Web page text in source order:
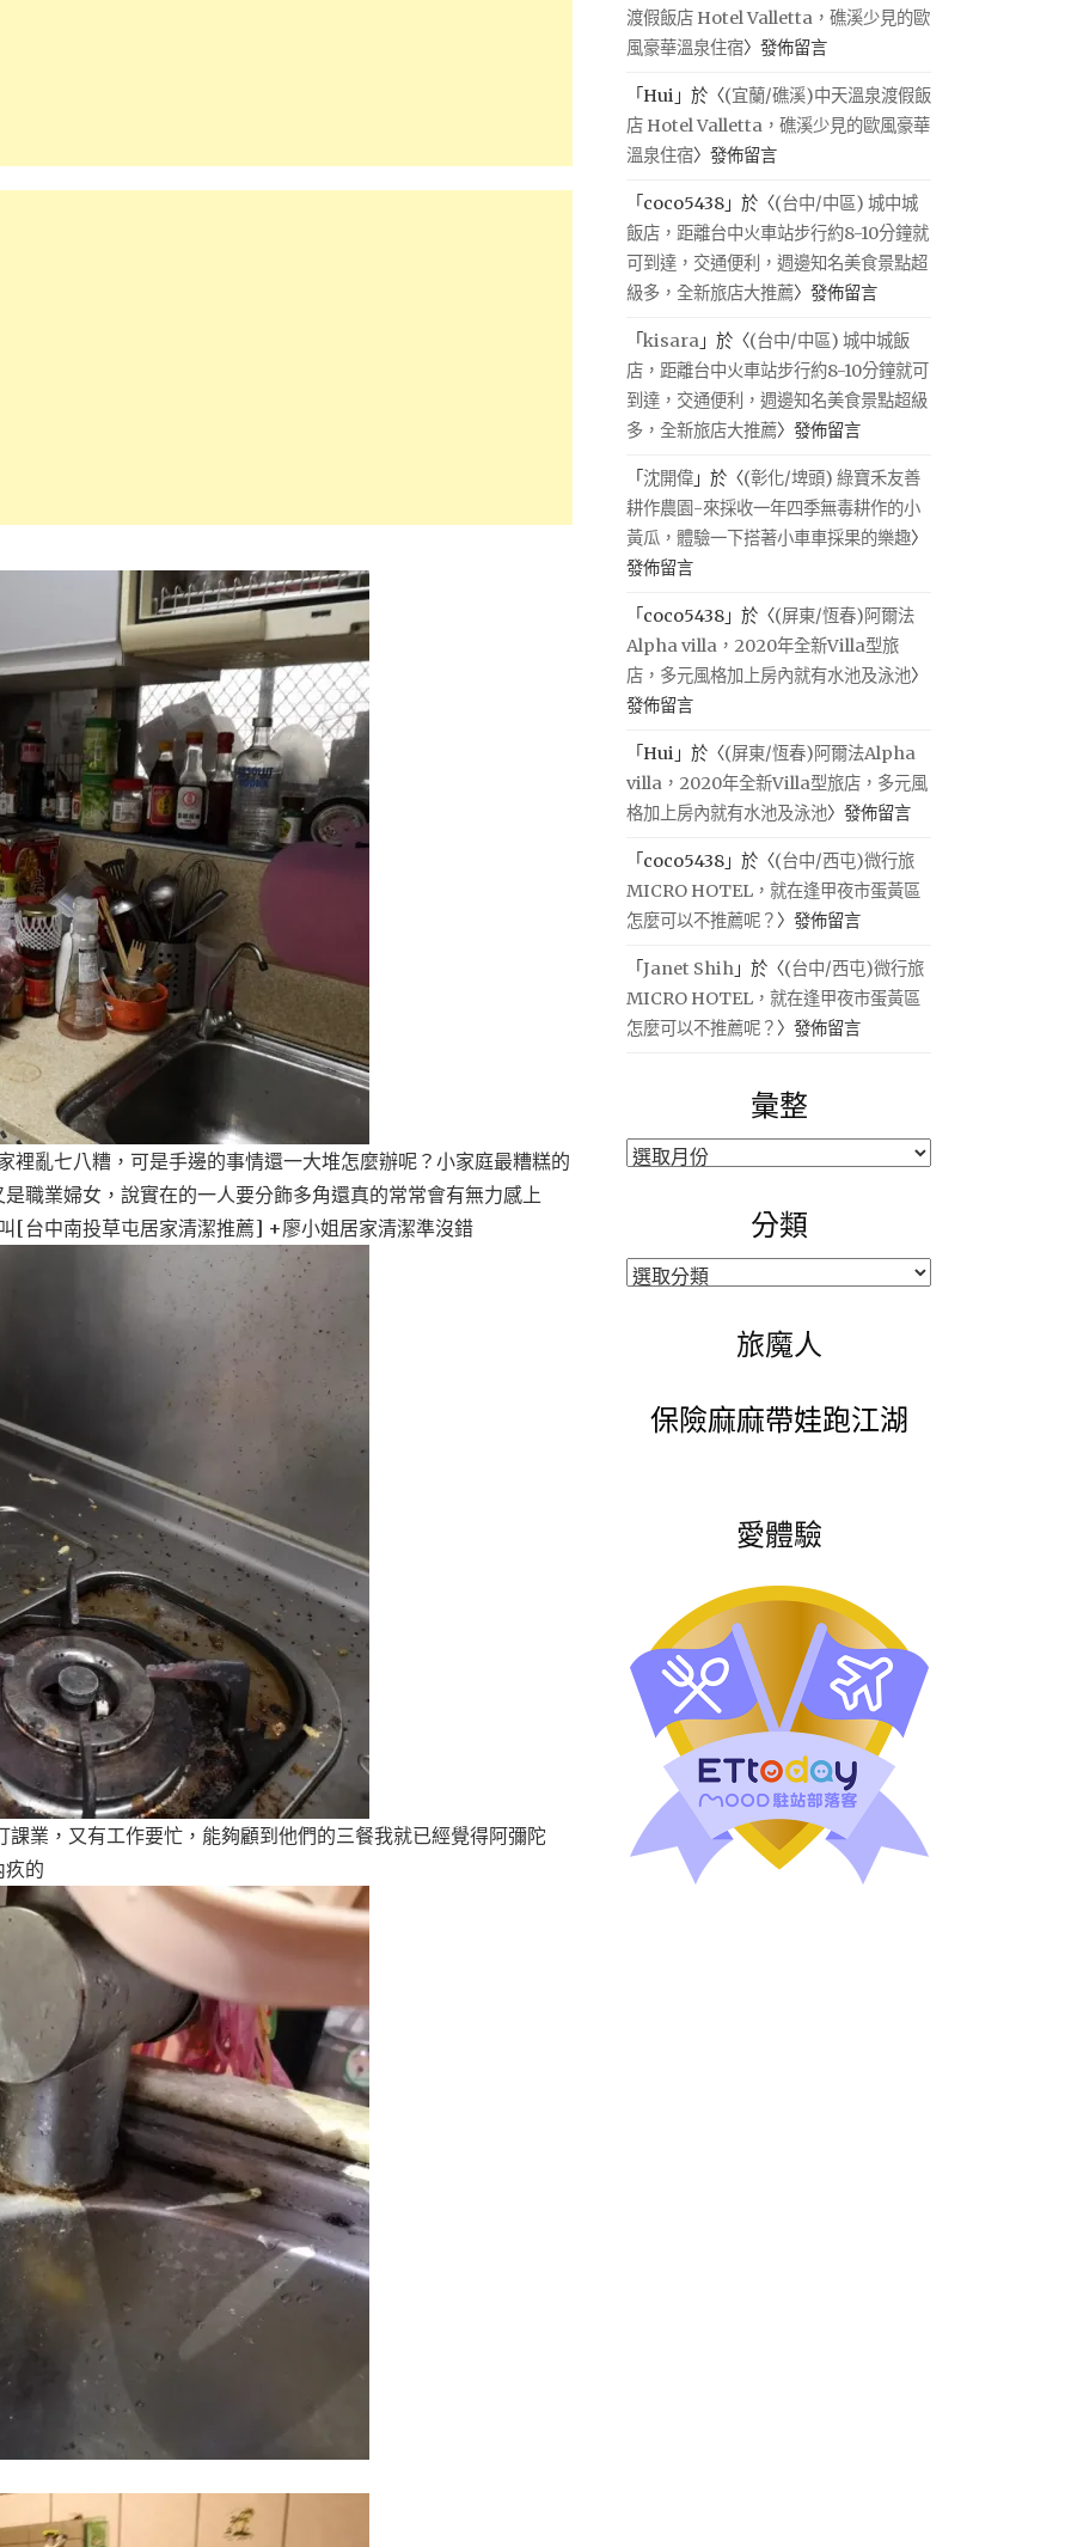
亂七八糟，可是手邊的事情還一大堆怎麼辦呢？小家庭最糟糕的
職業婦女，說實在的一人要分飾多角還真的常常會有無力感上
[台中南投草屯居家清潔推薦] +廖小姐居家清潔準沒錯
業，又有工作要忙，能夠顧到他們的三餐我就已經覺得阿彌陀
疚的
渡假飯店 Hotel Valletta，礁溪少見的歐
風豪華溫泉住宿〉發佈留言
「Hui 」於〈(宜蘭/礁溪)中天溫泉渡假飯
店 Hotel Valletta，礁溪少見的歐風豪華
溫泉住宿〉發佈留言
「 coco5438 」於〈(台中/中區) 城中城
飯店，距離台中火車站步行約8-10分鐘就
可到達，交通便利，週邊知名美食景點超
級多，全新旅店大推薦〉發佈留言
「kisara 」於〈(台中/中區) 城中城飯
店，距離台中火車站步行約8-10分鐘就可
到達，交通便利，週邊知名美食景點超級
多，全新旅店大推薦〉發佈留言
「沈開偉 」於〈(彰化/埤頭) 綠寶禾友善
耕作農園-來採收一年四季無毒耕作的小
黃瓜，體驗一下搭著小車車採果的樂趣〉
發佈留言
「 coco5438 」於〈(屏東/恆春)阿爾法
Alpha villa，2020年全新Villa型旅
店，多元風格加上房內就有水池及泳池〉
發佈留言
「Hui 」於〈(屏東/恆春)阿爾法Alpha
villa，2020年全新Villa型旅店，多元風
格加上房內就有水池及泳池〉發佈留言
「 coco5438 」於〈(台中/西屯)微行旅
MICRO HOTEL，就在逢甲夜市蛋黃區
怎麼可以不推薦呢？ 〉發佈留言
「Janet Shih 」於〈(台中/西屯)微行旅
MICRO HOTEL，就在逢甲夜市蛋黃區
怎麼可以不推薦呢？ 〉發佈留言
彙整
彙
分類
分
旅魔人
保險麻麻帶娃跑江湖
愛體驗